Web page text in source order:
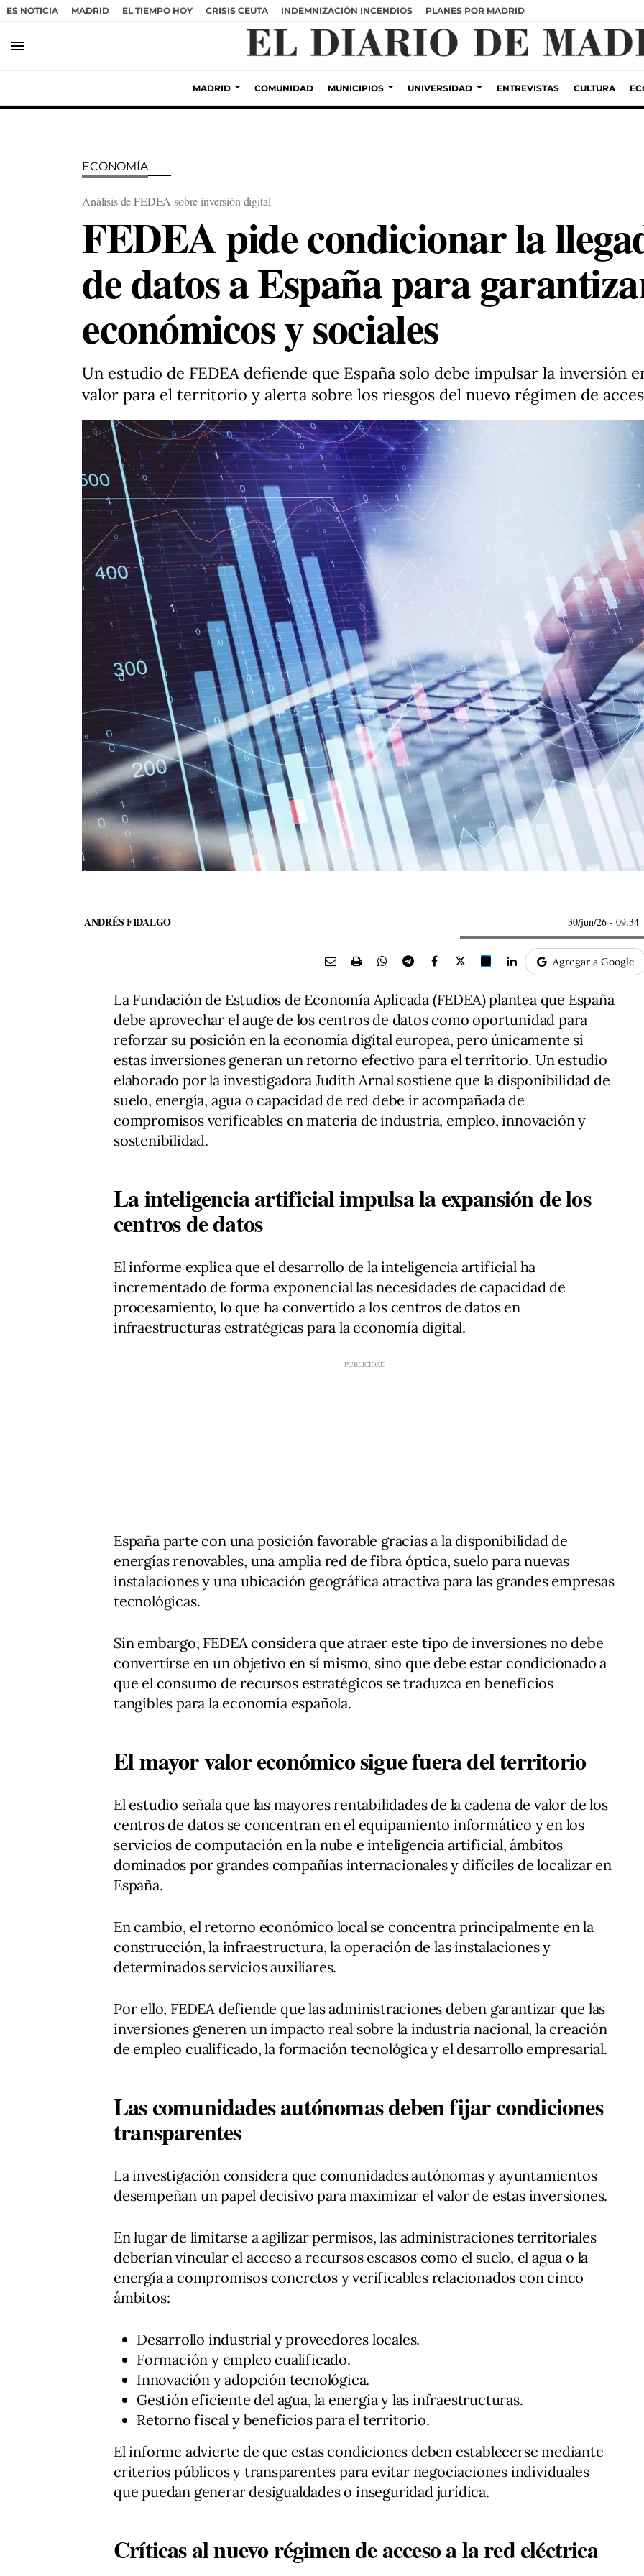
ES NOTICIA MADRID EL TIEMPO HOY CRISIS CEUTA INDEMNIZACIÓN INCENDIOS PLANES POR MADRID
menu
MADRID COMUNIDAD MUNICIPIOS UNIVERSIDAD ENTREVISTAS CULTURA
ECONOMÍA
Análisis de FEDEA sobre inversión digital
FEDEA pide condicionar la
de datos a España para
económicos y sociales
Un estudio de FEDEA defiende que España solo debe impulsar la inversión
valor para el territorio y alerta sobre los riesgos del nuevo régimen de
ANDRÉS FIDALGO 30/jun/26 - 09:34
Agregar a Google
La Fundación de Estudios de Economía Aplicada (FEDEA) plantea que España
debe aprovechar el auge de los centros de datos como oportunidad para
reforzar su posición en la economía digital europea, pero únicamente si
estas inversiones generan un retorno efectivo para el territorio. Un estudio
elaborado por la investigadora Judith Arnal sostiene que la disponibilidad de
suelo, energía, agua o capacidad de red debe ir acompañada de
compromisos verificables en materia de industria, empleo, innovación y
sostenibilidad.
La inteligencia artificial impulsa la expansión de los
centros de datos
El informe explica que el desarrollo de la inteligencia artificial ha
incrementado de forma exponencial las necesidades de capacidad de
procesamiento, lo que ha convertido a los centros de datos en
infraestructuras estratégicas para la economía digital.
España parte con una posición favorable gracias a la disponibilidad de
energías renovables, una amplia red de fibra óptica, suelo para nuevas
instalaciones y una ubicación geográfica atractiva para las grandes empresas
tecnológicas.
Sin embargo, FEDEA considera que atraer este tipo de inversiones no debe
convertirse en un objetivo en sí mismo, sino que debe estar condicionado a
que el consumo de recursos estratégicos se traduzca en beneficios
tangibles para la economía española.
El mayor valor económico sigue fuera del territorio
El estudio señala que las mayores rentabilidades de la cadena de valor de los
centros de datos se concentran en el equipamiento informático y en los
servicios de computación en la nube e inteligencia artificial, ámbitos
dominados por grandes compañías internacionales y difíciles de localizar en
España.
En cambio, el retorno económico local se concentra principalmente en la
construcción, la infraestructura, la operación de las instalaciones y
determinados servicios auxiliares.
Por ello, FEDEA defiende que las administraciones deben garantizar que las
inversiones generen un impacto real sobre la industria nacional, la creación
de empleo cualificado, la formación tecnológica y el desarrollo empresarial.
Las comunidades autónomas deben fijar condiciones
transparentes
La investigación considera que comunidades autónomas y ayuntamientos
desempeñan un papel decisivo para maximizar el valor de estas inversiones.
En lugar de limitarse a agilizar permisos, las administraciones territoriales
deberían vincular el acceso a recursos escasos como el suelo, el agua o la
energía a compromisos concretos y verificables relacionados con cinco
ámbitos:
Desarrollo industrial y proveedores locales.
Formación y empleo cualificado.
Innovación y adopción tecnológica.
Gestión eficiente del agua, la energía y las infraestructuras.
Retorno fiscal y beneficios para el territorio.
El informe advierte de que estas condiciones deben establecerse mediante
criterios públicos y transparentes para evitar negociaciones individuales
que puedan generar desigualdades o inseguridad jurídica.
Críticas al nuevo régimen de acceso a la red eléctrica